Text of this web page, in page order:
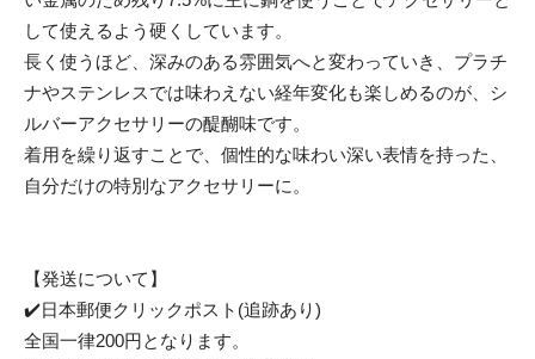
して使えるよう硬くしています。
長く使うほど、深みのある雰囲気へと変わっていき、プラチ
ナやステンレスでは味わえない経年変化も楽しめるのが、シ
ルバーアクセサリーの醍醐味です。
着用を繰り返すことで、個性的な味わい深い表情を持った、
自分だけの特別なアクセサリーに。
【発送について】
✔️日本郵便クリックポスト(追跡あり)
全国一律200円となります。